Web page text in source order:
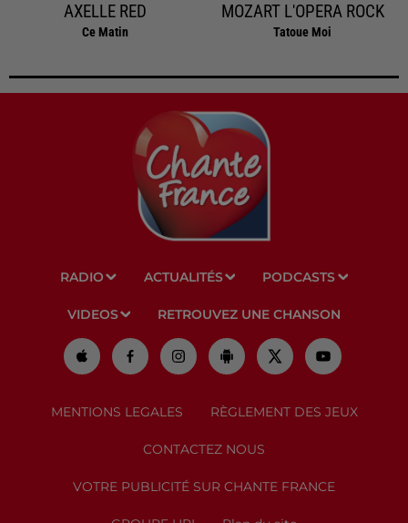
AXELLE RED
Ce Matin
MOZART L'OPERA ROCK
Tatoue Moi
RADIO ACTUALITÉS PODCASTS
VIDEOS RETROUVEZ UNE CHANSON
MENTIONS LEGALES RÈGLEMENT DES JEUX
CONTACTEZ NOUS
VOTRE PUBLICITÉ SUR CHANTE FRANCE